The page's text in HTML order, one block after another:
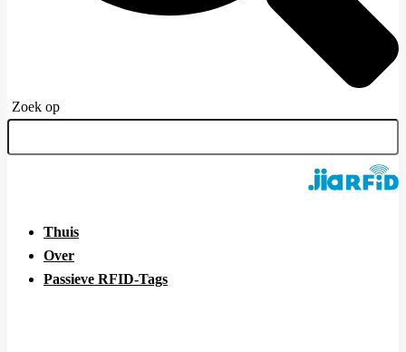
Zoek op
Thuis
Over
Passieve RFID-Tags